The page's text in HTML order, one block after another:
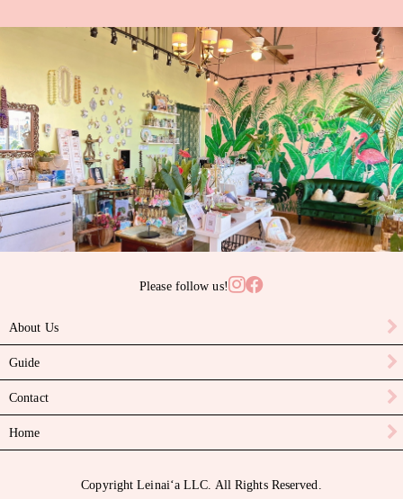
カルセドニー
サンゴ
サンライズシェル
スワロフスキークリスタル
ターコイズ
ハーキマーダイヤモンド
パール
ピカケビーズ
Please follow us!
About Us
Guide
Contact
Home
Copyright Leinaiʻa LLC. All Rights Reserved.